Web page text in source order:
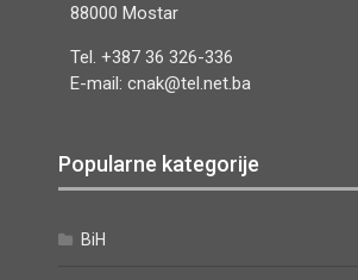
88000 Mostar
Tel. +387 36 326-336
E-mail: cnak@tel.net.ba
Popularne kategorije
BiH